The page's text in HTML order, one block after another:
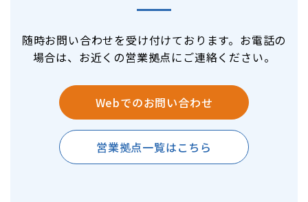
随時お問い合わせを受け付けております。お電話の
場合は、お近くの営業拠点にご連絡ください。
Webでのお問い合わせ
営業拠点一覧はこちら